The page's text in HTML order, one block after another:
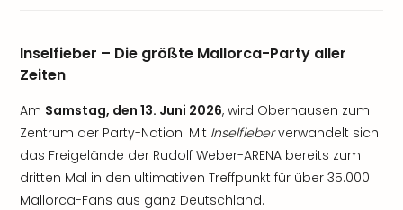
Inselfieber – Die größte Mallorca-Party aller
Zeiten
Am Samstag, den 13. Juni 2026, wird Oberhausen zum
Zentrum der Party-Nation: Mit Inselfieberverwandelt sich
das Freigelände der Rudolf Weber-ARENA bereits zum
dritten Mal in den ultimativen Treffpunkt für über 35.000
Mallorca-Fans aus ganz Deutschland.